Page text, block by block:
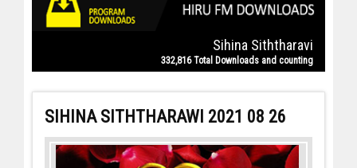
Sihina Siththaravi
332,816 Total Downloads and counting
SIHINA SITHTHARAWI 2021 08 26